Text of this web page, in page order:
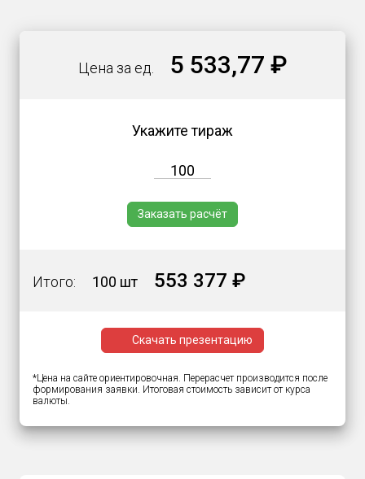
Цена за ед. 5 533,77 ₽
Укажите тираж
Заказать расчёт
Итого: 100 шт 553 377 ₽
Скачать презентацию
*Цена на сайте ориентировочная. Перерасчет производится после
формирования заявки. Итоговая стоимость зависит от курса
валюты.